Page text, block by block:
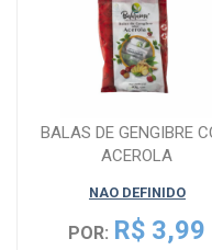
BALAS DE GENGIBRE
ACEROLA
NAO DEFINIDO
POR: R$ 3,99